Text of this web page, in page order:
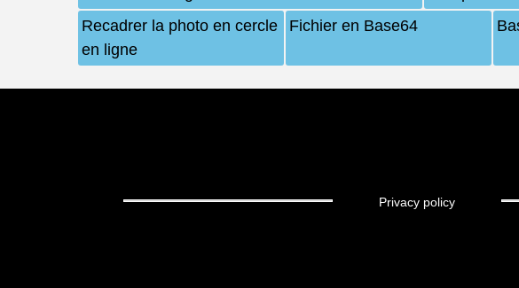
Recadrer la photo en cercle
en ligne
Fichier en Base64
Privacy policy